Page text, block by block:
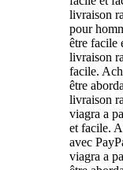
livraison
pour
être facile
livraison
facile.
être
livraison
viagra a
et facile.
avec
viagra a